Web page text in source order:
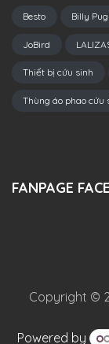
Besto Billy
JoBird
Thiết bị cứu sinh
Thùng áo phao cứu
FANPAGE
Copyright ©
Powered by